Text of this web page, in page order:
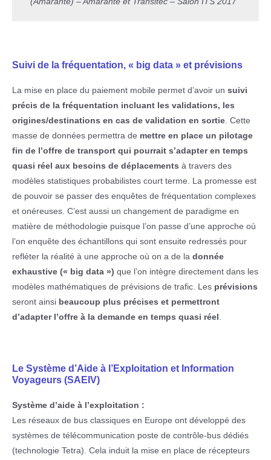
Suivi de la fréquentation, « big data » et prévisions
La mise en place du paiement mobile permet d’avoir un suivi
précis de la fréquentation incluant les validations, les
origines/destinations en cas de validation en sortie . Cette
masse de données permettra de mettre en place un pilotage
fin de l’offre de transport qui pourrait s’adapter en temps
quasi réel aux besoins de déplacements à travers des
modèles statistiques probabilistes court terme. La promesse est
de pouvoir se passer des enquêtes de fréquentation complexes
et onéreuses. C’est aussi un changement de paradigme en
matière de méthodologie puisque l’on passe d’une approche où
l’on enquête des échantillons qui sont ensuite redressés pour
refléter la réalité à une approche où on a de la donnée
exhaustive (« big data ») que l’on intègre directement dans les
modèles mathématiques de prévisions de trafic. Les prévisions
seront ainsi beaucoup plus précises et permettront
d’adapter l’offre à la demande en temps quasi réel
Le Système d’Aide à l’Exploitation et Information
Voyageurs (SAEIV)
Système d’aide à l’exploitation :
Les réseaux de bus classiques en Europe ont développé des
systèmes de télécommunication poste de contrôle-bus dédiés
(technologie Tetra). Cela induit la mise en place de récepteurs